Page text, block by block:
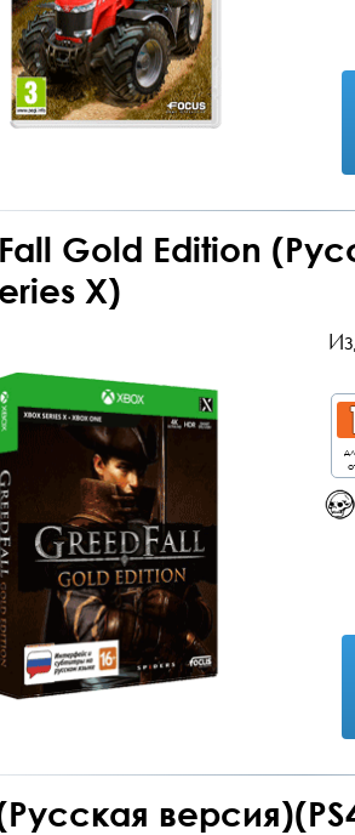
Gold Edition
X)